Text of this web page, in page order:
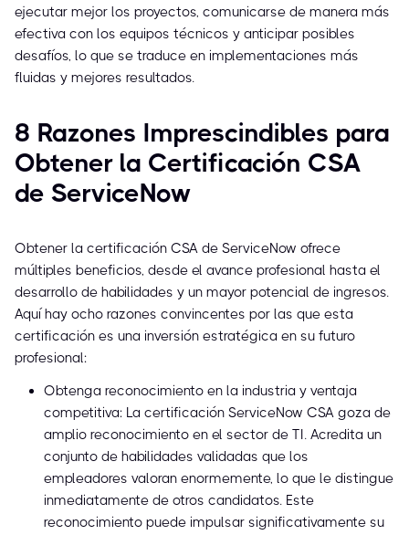
ejecutar mejor los proyectos, comunicarse de manera más
efectiva con los equipos técnicos y anticipar posibles
desafíos, lo que se traduce en implementaciones más
fluidas y mejores resultados.
8 Razones Imprescindibles para
Obtener la Certificación CSA
de ServiceNow
Obtener la certificación CSA de ServiceNow ofrece
múltiples beneficios, desde el avance profesional hasta el
desarrollo de habilidades y un mayor potencial de ingresos.
Aquí hay ocho razones convincentes por las que esta
certificación es una inversión estratégica en su futuro
profesional:
Obtenga reconocimiento en la industria y ventaja
competitiva: La certificación ServiceNow CSA goza de
amplio reconocimiento en el sector de TI. Acredita un
conjunto de habilidades validadas que los
empleadores valoran enormemente, lo que le distingue
inmediatamente de otros candidatos. Este
reconocimiento puede impulsar significativamente su